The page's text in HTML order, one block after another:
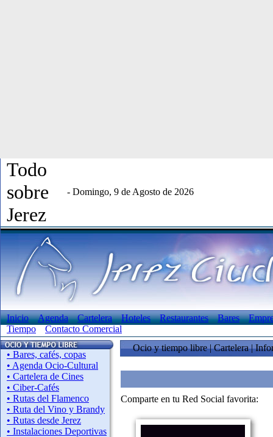
Todo
sobre
Jerez
- Domingo, 9 de Agosto de 2026
Inicio Agenda Cartelera Hoteles Restaurantes Bares
Tiempo
Contacto Comercial
• Bares, cafés, copas
• Agenda Ocio-Cultural
• Cartelera de Cines
• Ciber-Cafés
• Rutas del Flamenco
• Ruta del Vino y Brandy
• Rutas desde Jerez
• Instalaciones Deportivas
Ocio y tiempo libre | Cartelera |
Comparte en tu Red Social favorita: